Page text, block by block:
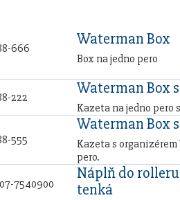
Waterman Box
Box na jedno pero
Waterman Box
Kazeta na jedno pero
Waterman Box
Kazeta s organizérem
pero.
Náplň do rolleru
tenká